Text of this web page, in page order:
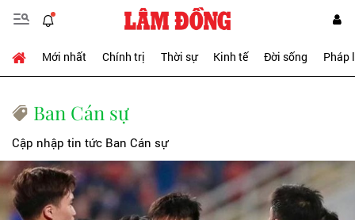
Mới nhất Chính trị Thời sự Kinh tế Đời sống Pháp
Ban Cán sự
Cập nhập tin tức Ban Cán sự